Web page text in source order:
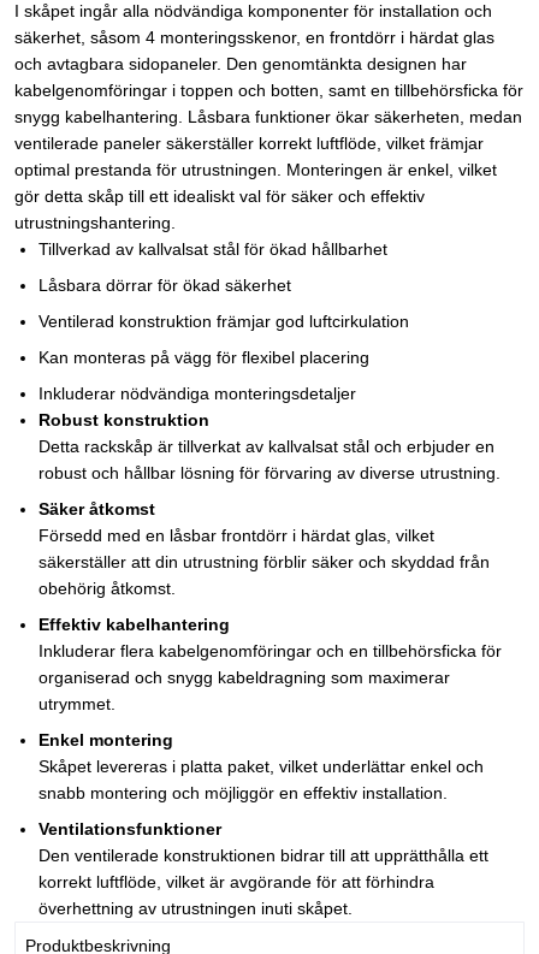
I skåpet ingår alla nödvändiga komponenter för installation och
säkerhet, såsom 4 monteringsskenor, en frontdörr i härdat glas
och avtagbara sidopaneler. Den genomtänkta designen har
kabelgenomföringar i toppen och botten, samt en tillbehörsficka för
snygg kabelhantering. Låsbara funktioner ökar säkerheten, medan
ventilerade paneler säkerställer korrekt luftflöde, vilket främjar
optimal prestanda för utrustningen. Monteringen är enkel, vilket
gör detta skåp till ett idealiskt val för säker och effektiv
utrustningshantering.
Tillverkad av kallvalsat stål för ökad hållbarhet
Låsbara dörrar för ökad säkerhet
Ventilerad konstruktion främjar god luftcirkulation
Kan monteras på vägg för flexibel placering
Inkluderar nödvändiga monteringsdetaljer
Robust konstruktion
Detta rackskåp är tillverkat av kallvalsat stål och erbjuder en
robust och hållbar lösning för förvaring av diverse utrustning.
Säker åtkomst
Försedd med en låsbar frontdörr i härdat glas, vilket
säkerställer att din utrustning förblir säker och skyddad från
obehörig åtkomst.
Effektiv kabelhantering
Inkluderar flera kabelgenomföringar och en tillbehörsficka för
organiserad och snygg kabeldragning som maximerar
utrymmet.
Enkel montering
Skåpet levereras i platta paket, vilket underlättar enkel och
snabb montering och möjliggör en effektiv installation.
Ventilationsfunktioner
Den ventilerade konstruktionen bidrar till att upprätthålla ett
korrekt luftflöde, vilket är avgörande för att förhindra
överhettning av utrustningen inuti skåpet.
Produktbeskrivning